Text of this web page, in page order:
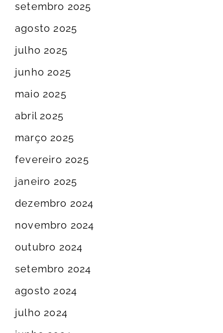
setembro 2025
agosto 2025
julho 2025
junho 2025
maio 2025
abril 2025
março 2025
fevereiro 2025
janeiro 2025
dezembro 2024
novembro 2024
outubro 2024
setembro 2024
agosto 2024
julho 2024